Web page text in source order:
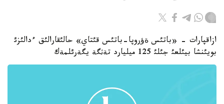
ازاقپارات - «باتئس ةؤروپا-باتئس قئتاي» حالئقارالئق ءدالئزئ
بويئنشا بيئلعئ جئلئ 125 ميليارد تةثگة يگةرئلمةك